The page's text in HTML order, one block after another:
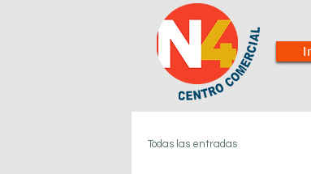
Todas las entradas